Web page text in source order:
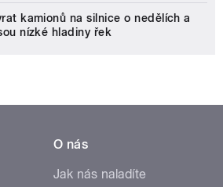
kamionů na silnice o nedělích a
nízké hladiny řek
O nás
Jak nás naladíte